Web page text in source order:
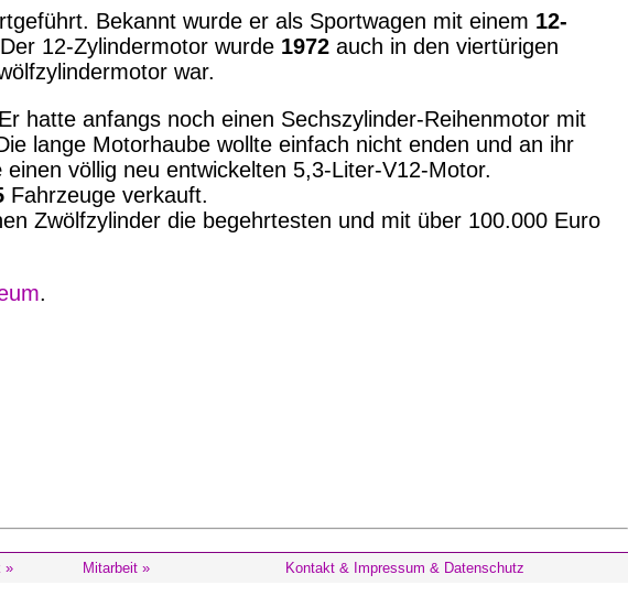
Bekannt wurde er als Sportwagen mit einem 12-
12-Zylindermotor wurde 1972 auch in den viertürigen
war.
hatte anfangs noch einen Sechszylinder-Reihenmotor mit
lange Motorhaube wollte einfach nicht enden und an ihr
einen völlig neu entwickelten 5,3-Liter-V12-Motor.
Fahrzeuge verkauft.
Zwölfzylinder die begehrtesten und mit über 100.000 Euro
.
» Mitarbeit » Kontakt & Impressum & Datenschutz